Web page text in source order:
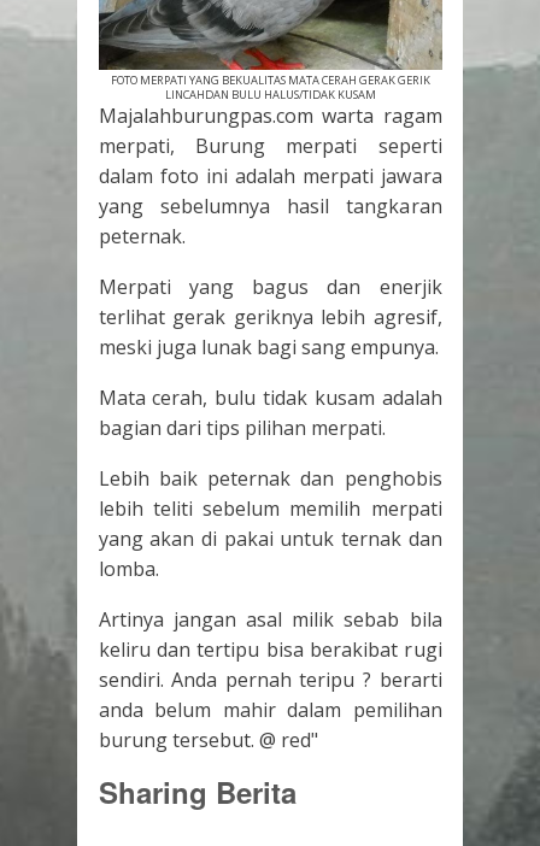
FOTO MERPATI YANG BEKUALITAS MATA CERAH GERAK GERIK
LINCAHDAN BULU HALUS/TIDAK KUSAM
Majalahburungpas.com warta ragam
merpati, Burung merpati seperti
dalam foto ini adalah merpati jawara
yang sebelumnya hasil tangkaran
peternak.
Merpati yang bagus dan enerjik
terlihat gerak geriknya lebih agresif,
meski juga lunak bagi sang empunya.
Mata cerah, bulu tidak kusam adalah
bagian dari tips pilihan merpati.
Lebih baik peternak dan penghobis
lebih teliti sebelum memilih merpati
yang akan di pakai untuk ternak dan
lomba.
Artinya jangan asal milik sebab bila
keliru dan tertipu bisa berakibat rugi
sendiri. Anda pernah teripu ? berarti
anda belum mahir dalam pemilihan
burung tersebut. @ red"
Sharing Berita